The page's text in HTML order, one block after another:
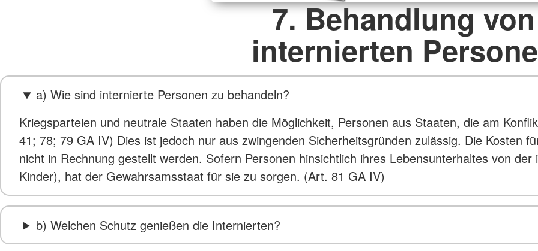
7. Behandlung von
internierten
a) Wie sind internierte Personen zu behandeln?
Kriegsparteien und neutrale Staaten haben die Möglichkeit, Personen aus Staaten, die am
41; 78; 79 GA IV) Dies ist jedoch nur aus zwingenden Sicherheitsgründen zulässig. Die Kosten
nicht in Rechnung gestellt werden. Sofern Personen hinsichtlich ihres Lebensunterhaltes von
Kinder), hat der Gewahrsamsstaat für sie zu sorgen. (Art. 81 GA IV)
b) Welchen Schutz genießen die Internierten?